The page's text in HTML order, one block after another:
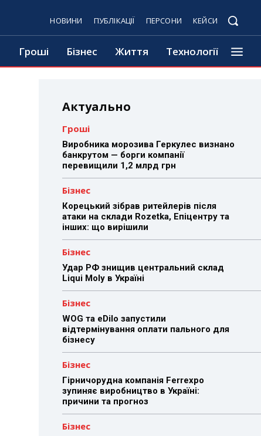
НОВИНИ ПУБЛІКАЦІЇ ПЕРСОНИ КЕЙСИ
Гроші Бізнес Життя Технології
Актуально
Гроші
Виробника морозива Геркулес визнано
банкрутом — борги компанії
перевищили 1,2 млрд грн
Бізнес
Корецький зібрав ритейлерів після
атаки на склади Rozetka, Епіцентру та
інших: що вирішили
Бізнес
Удар РФ знищив центральний склад
Liqui Moly в Україні
Бізнес
WOG та eDilo запустили
відтермінування оплати пального для
бізнесу
Бізнес
Гірничорудна компанія Ferrexpo
зупиняє виробництво в Україні:
причини та прогноз
Бізнес